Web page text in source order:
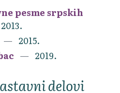
pesme srpskih
2013.
2015.
2019.
delovi